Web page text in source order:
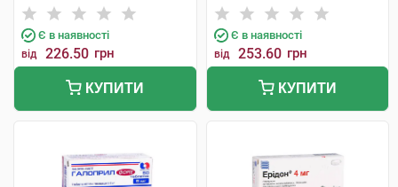
Є в наявності
від 226.50 грн
КУПИТИ
Є в наявності
від 253.60 грн
КУПИТИ